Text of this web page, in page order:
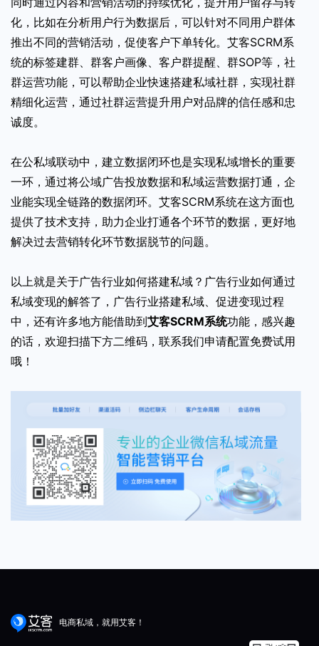
化，比如在分析用户行为数据后，可以针对不同用户群体
推出不同的营销活动，促使客户下单转化。艾客SCRM系
统的标签建群、群客户画像、客户群提醒、群SOP等，社
群运营功能，可以帮助企业快速搭建私域社群，实现社群
精细化运营，通过社群运营提升用户对品牌的信任感和忠
诚度。
在公私域联动中，建立数据闭环也是实现私域增长的重要
一环，通过将公域广告投放数据和私域运营数据打通，企
业能实现全链路的数据闭环。艾客SCRM系统在这方面也
提供了技术支持，助力企业打通各个环节的数据，更好地
解决过去营销转化环节数据脱节的问题。
以上就是关于广告行业如何搭建私域？广告行业如何通过
私域变现的解答了，广告行业搭建私域、促进变现过程
中，还有许多地方能借助到艾客SCRM系统功能，感兴趣
的话，欢迎扫描下方二维码，联系我们申请配置免费试用
哦！
电商私域，就用艾客！